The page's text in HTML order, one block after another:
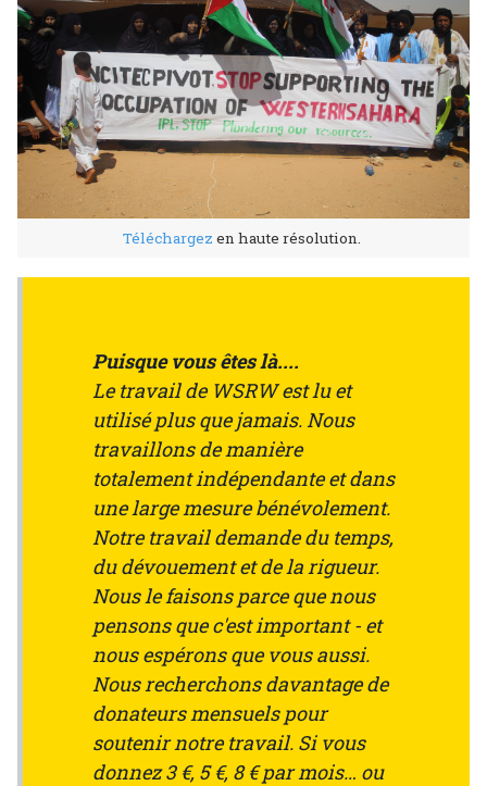
Téléchargez en haute résolution.
Puisque vous êtes là....
Le travail de WSRW est lu et
utilisé plus que jamais. Nous
travaillons de manière
totalement indépendante et dans
une large mesure bénévolement.
Notre travail demande du temps,
du dévouement et de la rigueur.
Nous le faisons parce que nous
pensons que c'est important - et
nous espérons que vous aussi.
Nous recherchons davantage de
donateurs mensuels pour
soutenir notre travail. Si vous
donnez 3 €, 5 €, 8 € par mois… ou